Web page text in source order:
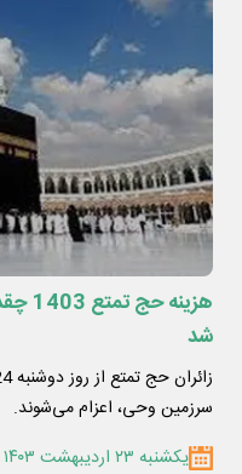
شد
سرزمین وحی، اعزام می‌شوند.
یکشنبه ۲۳ اردیبهشت ۱۴۰۳